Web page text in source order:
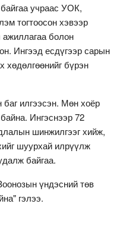
учраас УОК,
тогтоосон хэвээр
ажиллагаа болон
Ингээд есдүгээр сарын
хөдөлгөөнийг бүрэн
илгээсэн. Мөн хоёр
Ингэснээр 72
шинжилгээг хийж,
шуурхай илрүүлж
байгаа.
үндэсний төв
гэлээ.